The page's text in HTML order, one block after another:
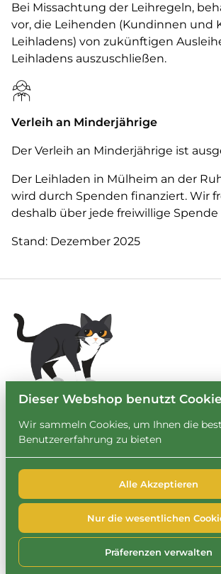
Bei Missachtung der Leihregeln,
vor, die Leihenden (Kundinnen und
Leihladens) von zukünftigen
Leihladens auszuschließen.
Verleih an Minderjährige
Der Verleih an Minderjährige ist
Der Leihladen in Mülheim an der
wird durch Spenden finanziert. Wir
deshalb über jede freiwillige Spende
Stand: Dezember 2025
2026 Leihbrary. Alle Rechte vorbehalten. |
Powered by Booqable
FAQ
Dieser Webshop benutzt
Wir sammeln Cookies, um Ihnen die
Benutzererfahrung zu bieten
Alle Akzeptieren
Nur die wesentlichen
Präferenzen verwalten